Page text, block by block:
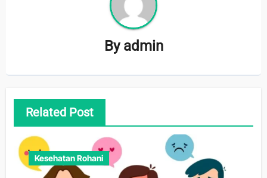
By admin
Related Post
Kesehatan Rohani